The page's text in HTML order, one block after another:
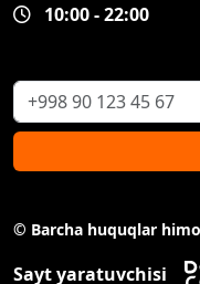
10:00 - 22:00
© Barcha huquqlar
Sayt yaratuvchisi